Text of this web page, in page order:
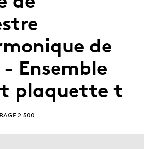
de
Ensemble
plaquette t
2 500